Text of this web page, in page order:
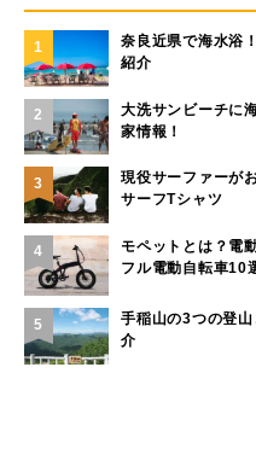
1
奈良近県で海水浴
紹介
2
大洗サンビーチに
家情報！
3
現役サーファーが
サーフTシャツ
4
モペットとは？電
フル電動自転車10
5
手稲山の3つの登
介